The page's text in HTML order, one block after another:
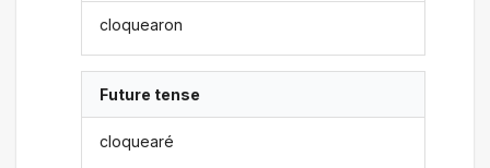
cloquearon
Future tense
cloquearé